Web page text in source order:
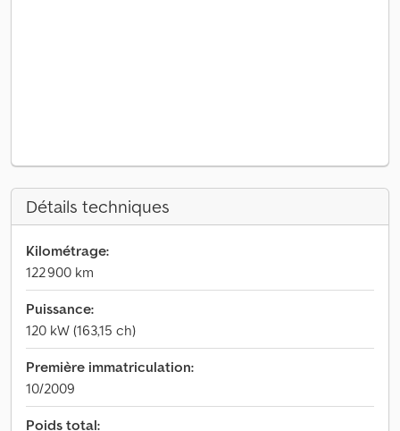
Détails techniques
Kilométrage:
122 900 km
Puissance:
120 kW (163,15 ch)
Première immatriculation:
10/2009
Poids total: